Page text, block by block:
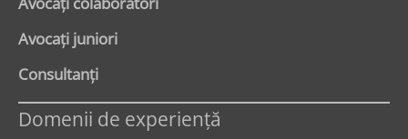
Avocaţi juniori
Consultanți
Domenii de experienţă